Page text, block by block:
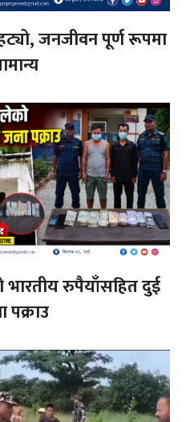
हट्यो, जनजीवन पूर्ण रूपमा
भारतीय रुपैयाँसहित दुई
पक्राउ